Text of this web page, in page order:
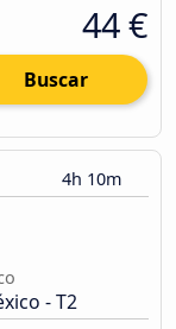
44 €
Buscar
4h 10m
- T2